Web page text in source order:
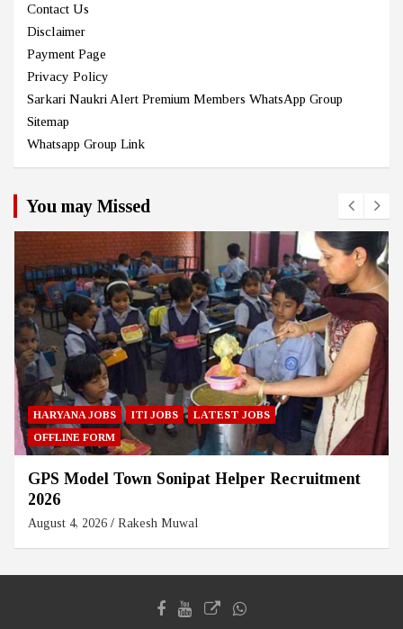
Contact Us
Disclaimer
Payment Page
Privacy Policy
Sarkari Naukri Alert Premium Members WhatsApp Group
Sitemap
Whatsapp Group Link
You may Missed
HARYANA JOBS ITI JOBS
LATEST JOBS
OFFLINE FORM
GPS Model Town Sonipat Helper Recruitment
2026
August 4, 2026 Rakesh Muwal